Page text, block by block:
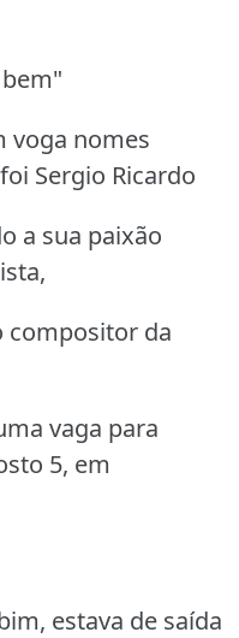
voga nomes
Sergio Ricardo
a sua paixão
compositor da
vaga para
5, em
estava de saída